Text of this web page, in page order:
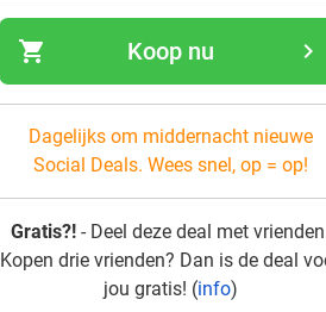
shopping_cart navigate_next
Koop nu
Dagelijks om middernacht nieuwe
Social Deals. Wees snel, op = op!
Gratis?! - Deel deze deal met
Kopen drie vrienden? Dan is de deal
jou gratis! (info)